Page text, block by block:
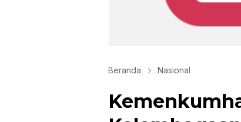
Beranda Nasional